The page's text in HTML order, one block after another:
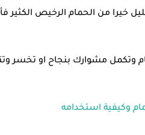
خيرا من الحمام الرخيص
وتكمل مشوارك بنجاح او تخسر
وكيفية استخدامه